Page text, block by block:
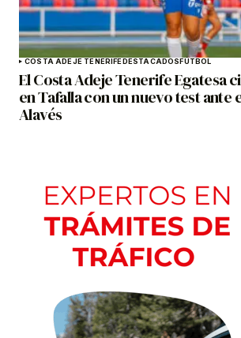
COSTA ADEJE TENERIFE DESTACADOS FÚTBOL
El Costa Adeje Tenerife Egatesa
en Tafalla con un nuevo test ante
Alavés